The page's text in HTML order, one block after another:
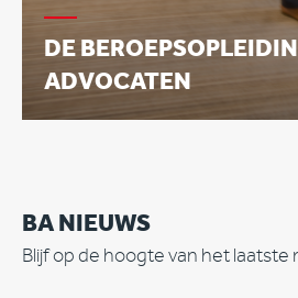
DE
ADVOCATEN
BA NIEUWS
Blijf op de hoogte van het laatste